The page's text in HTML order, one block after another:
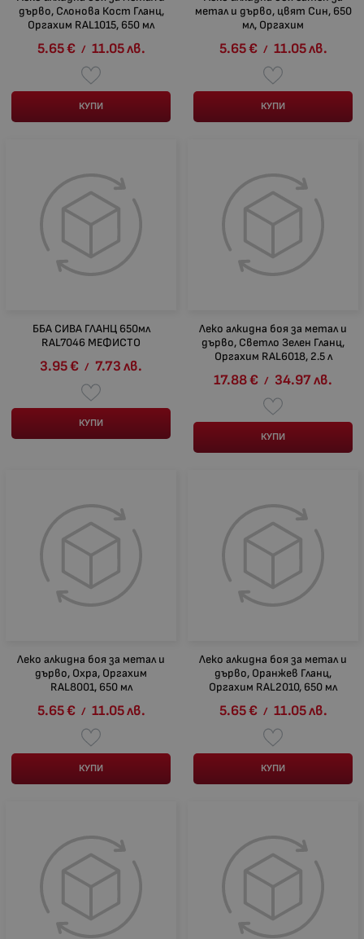
дърво, Слонова Кост Гланц,
Оргахим RAL1015, 650 мл
5.65€ / 11.05лв.
КУПИ
метал и дърво, цвят Син, 650
мл, Оргахим
5.65€ / 11.05лв.
КУПИ
ББА СИВА ГЛАНЦ 650мл
RAL7046 МЕФИСТО
3.95€ / 7.73лв.
КУПИ
Леко алкидна боя за метал и
дърво, Светло Зелен Гланц,
Оргахим RAL6018, 2.5 л
17.88€ / 34.97лв.
КУПИ
Леко алкидна боя за метал и
дърво, Охра, Оргахим
RAL8001, 650 мл
5.65€ / 11.05лв.
КУПИ
Леко алкидна боя за метал и
дърво, Оранжев Гланц,
Оргахим RAL2010, 650 мл
5.65€ / 11.05лв.
КУПИ